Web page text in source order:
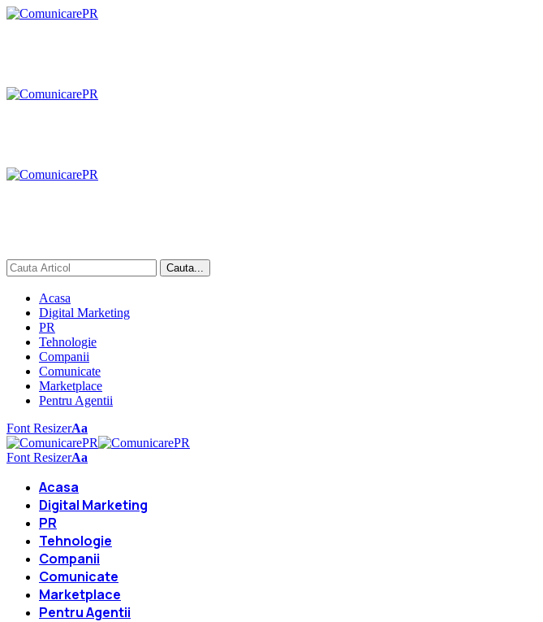
Acasa
Digital Marketing
PR
Tehnologie
Companii
Comunicate
Marketplace
Pentru Agentii
Font ResizerAa
Font ResizerAa
Acasa
Digital Marketing
PR
Tehnologie
Companii
Comunicate
Marketplace
Pentru Agentii